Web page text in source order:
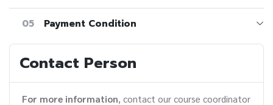
05 Payment Condition
Contact Person
For more information, contact our course coordinator